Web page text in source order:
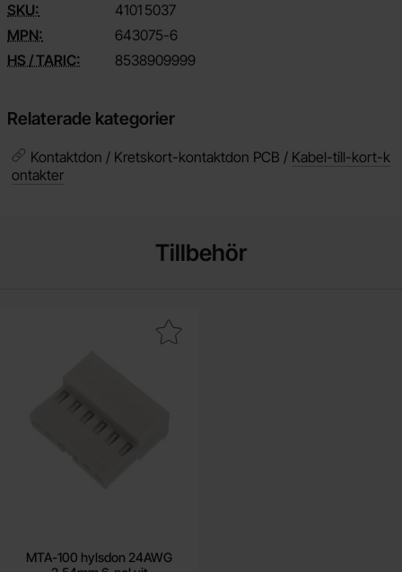
SKU: 4101 5037
MPN:
643075-6
HS / TARIC:
8538909999
Relaterade kategorier
Kontaktdon / Kretskort-kontaktdon PCB / Kabel-till-kort-k
ontakter
Tillbehör
MTA-100 hylsdon 24AWG
mTA-100 hylsdon 24AWG 2.54mm 6-pol vit som favorit